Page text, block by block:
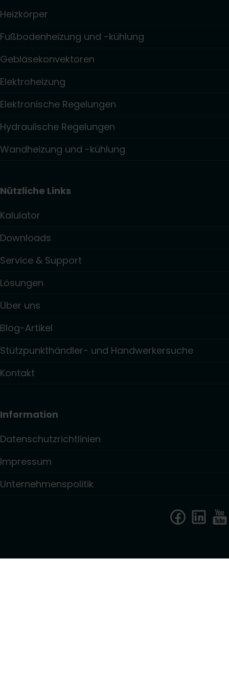
Heizkörper
Fußbodenheizung und -kühlung
Gebläsekonvektoren
Elektroheizung
Elektronische Regelungen
Hydraulische Regelungen
Wandheizung und -kühlung
Nützliche Links
Kalulator
Downloads
Service & Support
Lösungen
Über uns
Blog-Artikel
Stützpunkthändler- und Handwerkersuche
Kontakt
Information
Datenschutzrichtlinien
Impressum
Unternehmenspolitik